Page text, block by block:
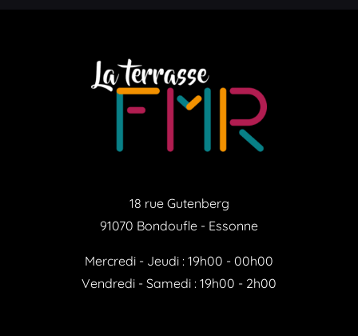
18 rue Gutenberg
91070 Bondoufle - Essonne
Mercredi - Jeudi : 19h00 - 00h00
Vendredi - Samedi : 19h00 - 2h00